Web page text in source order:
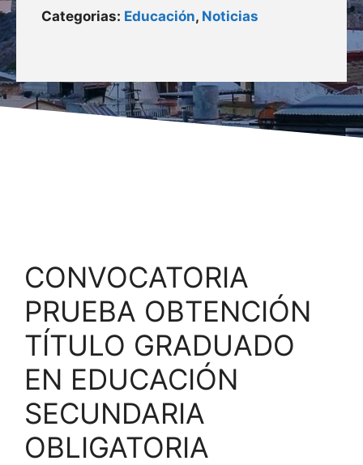
Categorias: Educación, Noticias
CONVOCATORIA
PRUEBA OBTENCIÓN
TÍTULO GRADUADO
EN EDUCACIÓN
SECUNDARIA
OBLIGATORIA